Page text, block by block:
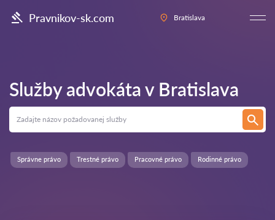
Pravnikov-sk.com Bratislava
Služby advokáta v Bratislava
Rodinné právo
Správne právo Trestné právo Pracovné právo